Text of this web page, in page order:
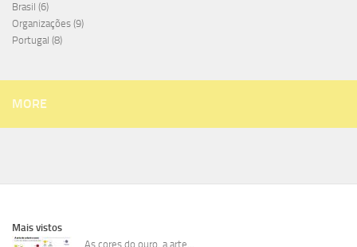
Brasil (6)
Organizações (9)
Portugal (8)
MORE
Mais vistos
As cores do ouro, a arte...